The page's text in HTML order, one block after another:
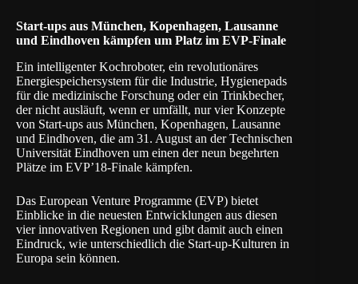
Start-ups aus München, Kopenhagen, Lausanne
und Eindhoven kämpfen um Platz im EVP-Finale
Ein intelligenter Kochroboter, ein revolutionäres
Energiespeichersystem für die Industrie, Hygienepads
für die medizinische Forschung oder ein Trinkbecher,
der nicht ausläuft, wenn er umfällt, nur vier Konzepte
von Start-ups aus München, Kopenhagen, Lausanne
und Eindhoven, die am 31. August an der Technischen
Universität Eindhoven um einen der neun begehrten
Plätze im EVP’18-Finale kämpfen.
Das European Venture Programme (EVP) bietet
Einblicke in die neuesten Entwicklungen aus diesen
vier innovativen Regionen und gibt damit auch einen
Eindruck, wie unterschiedlich die Start-up-Kulturen in
Europa sein können.